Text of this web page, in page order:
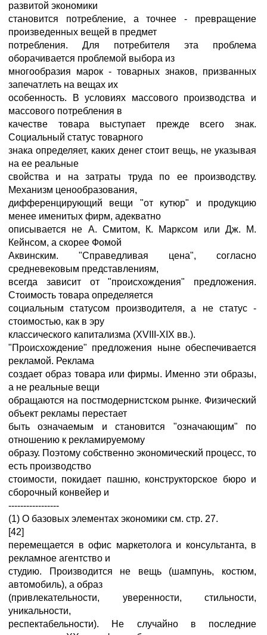
развитой экономики
становится потребление, а точнее - превращение
произведенных вещей в предмет
потребления. Для потребителя эта проблема
оборачивается проблемой выбора из
многообразия марок - товарных знаков, призванных
запечатлеть на вещах их
особенность. В условиях массового производства и
массового потребления в
качестве товара выступает прежде всего знак.
Социальный статус товарного
знака определяет, каких денег стоит вещь, не указывая
на ее реальные
свойства и на затраты труда по ее производству.
Механизм ценообразования,
дифференцирующий вещи "от кутюр" и продукцию
менее именитых фирм, адекватно
описывается не А. Смитом, К. Марксом или Дж. М.
Кейнсом, а скорее Фомой
Аквинским. "Справедливая цена", согласно
средневековым представлениям,
всегда зависит от "происхождения" предложения.
Стоимость товара определяется
социальным статусом производителя, а не статус -
стоимостью, как в эру
классического капитализма (XVIII-XIX вв.).
"Происхождение" предложения ныне обеспечивается
рекламой. Реклама
создает образ товара или фирмы. Именно эти образы,
а не реальные вещи
обращаются на постмодернистском рынке. Физический
объект рекламы перестает
быть означаемым и становится "означающим" по
отношению к рекламируемому
образу. Поэтому собственно экономический процесс, то
есть производство
стоимости, покидает пашню, конструкторское бюро и
сборочный конвейер и
-----------------
(1) О базовых элементах экономики см. стр. 27.
[42]
перемещается в офис маркетолога и консультанта, в
рекламное агентство и
студию. Производится не вещь (шампунь, костюм,
автомобиль), а образ
(привлекательности, уверенности, стильности,
уникальности,
респектабельности). Не случайно в последние